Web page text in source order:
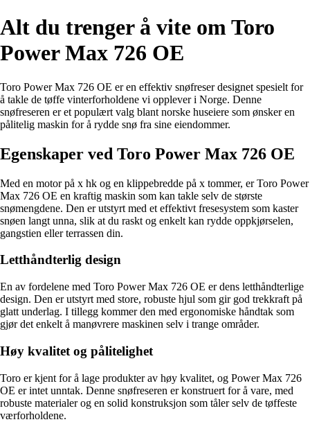
Alt du trenger å vite om Toro
Power Max 726 OE
Toro Power Max 726 OE er en effektiv snøfreser designet spesielt for
å takle de tøffe vinterforholdene vi opplever i Norge. Denne
snøfreseren er et populært valg blant norske huseiere som ønsker en
pålitelig maskin for å rydde snø fra sine eiendommer.
Egenskaper ved Toro Power Max 726 OE
Med en motor på x hk og en klippebredde på x tommer, er Toro Power
Max 726 OE en kraftig maskin som kan takle selv de største
snømengdene. Den er utstyrt med et effektivt fresesystem som kaster
snøen langt unna, slik at du raskt og enkelt kan rydde oppkjørselen,
gangstien eller terrassen din.
Letthåndterlig design
En av fordelene med Toro Power Max 726 OE er dens letthåndterlige
design. Den er utstyrt med store, robuste hjul som gir god trekkraft på
glatt underlag. I tillegg kommer den med ergonomiske håndtak som
gjør det enkelt å manøvrere maskinen selv i trange områder.
Høy kvalitet og pålitelighet
Toro er kjent for å lage produkter av høy kvalitet, og Power Max 726
OE er intet unntak. Denne snøfreseren er konstruert for å vare, med
robuste materialer og en solid konstruksjon som tåler selv de tøffeste
værforholdene.